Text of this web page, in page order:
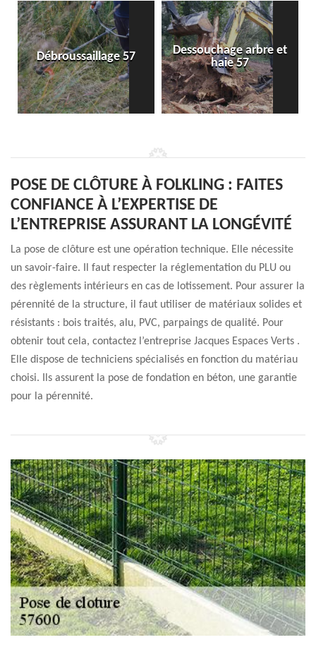
Débroussaillage 57
Dessouchage arbre et
haie 57
POSE DE CLÔTURE À FOLKLING : FAITES
CONFIANCE À L’EXPERTISE DE
L’ENTREPRISE ASSURANT LA LONGÉVITÉ
La pose de clôture est une opération technique. Elle nécessite
un savoir-faire. Il faut respecter la réglementation du PLU ou
des règlements intérieurs en cas de lotissement. Pour assurer la
pérennité de la structure, il faut utiliser de matériaux solides et
résistants : bois traités, alu, PVC, parpaings de qualité. Pour
obtenir tout cela, contactez l’entreprise Jacques Espaces Verts .
Elle dispose de techniciens spécialisés en fonction du matériau
choisi. Ils assurent la pose de fondation en béton, une garantie
pour la pérennité.